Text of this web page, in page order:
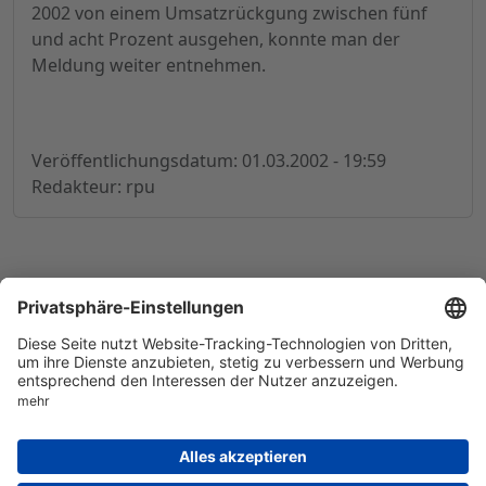
2002 von einem Umsatzrückgung zwischen fünf
und acht Prozent ausgehen, konnte man der
Meldung weiter entnehmen.
Veröffentlichungsdatum: 01.03.2002 - 19:59
Redakteur: rpu
© 1998-2026by GSC Research GmbH
Datenschutz